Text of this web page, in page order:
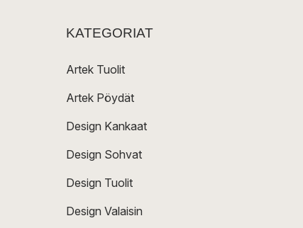
KATEGORIAT
Artek Tuolit
Artek Pöydät
Design Kankaat
Design Sohvat
Design Tuolit
Design Valaisin